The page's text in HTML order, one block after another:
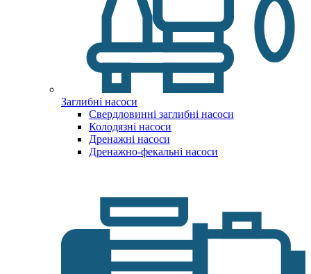
Заглибні насоси
Свердловинні заглибні насоси
Колодязні насоси
Дренажні насоси
Дренажно-фекальні насоси